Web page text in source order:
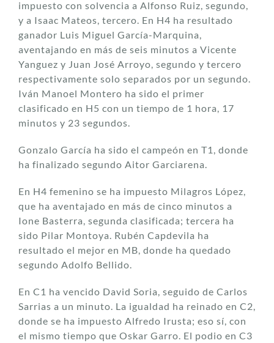
impuesto con solvencia a Alfonso Ruiz, segundo,
y a Isaac Mateos, tercero. En H4 ha resultado
ganador Luis Miguel García-Marquina,
aventajando en más de seis minutos a Vicente
Yanguez y Juan José Arroyo, segundo y tercero
respectivamente solo separados por un segundo.
Iván Manoel Montero ha sido el primer
clasificado en H5 con un tiempo de 1 hora, 17
minutos y 23 segundos.
Gonzalo García ha sido el campeón en T1, donde
ha finalizado segundo Aitor Garciarena.
En H4 femenino se ha impuesto Milagros López,
que ha aventajado en más de cinco minutos a
Ione Basterra, segunda clasificada; tercera ha
sido Pilar Montoya. Rubén Capdevila ha
resultado el mejor en MB, donde ha quedado
segundo Adolfo Bellido.
En C1 ha vencido David Soria, seguido de Carlos
Sarrias a un minuto. La igualdad ha reinado en C2,
donde se ha impuesto Alfredo Irusta; eso sí, con
el mismo tiempo que Oskar Garro. El podio en C3